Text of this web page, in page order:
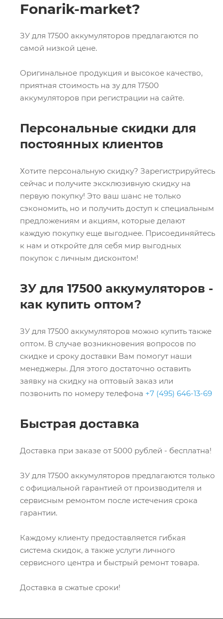
Fonarik-market?
ЗУ для 17500 аккумуляторов предлагаются по
самой низкой цене.
Оригинальное продукция и высокое качество,
приятная стоимость на зу для 17500
аккумуляторов при регистрации на сайте.
Персональные скидки для
постоянных клиентов
Хотите персональную скидку? Зарегистрируйтесь
сейчас и получите эксклюзивную скидку на
первую покупку! Это ваш шанс не только
сэкономить, но и получить доступ к специальным
предложениям и акциям, которые делают
каждую покупку еще выгоднее. Присоединяйтесь
к нам и откройте для себя мир выгодных
покупок с личным дисконтом!
ЗУ для 17500 аккумуляторов -
как купить оптом?
ЗУ для 17500 аккумуляторов можно купить также
оптом. В случае возникновения вопросов по
скидке и сроку доставки Вам помогут наши
менеджеры. Для этого достаточно оставить
заявку на скидку на оптовый заказ или
позвонить по номеру телефона +7 (495) 646-13-69
Быстрая доставка
Доставка при заказе от 5000 рублей - бесплатна!
ЗУ для 17500 аккумуляторов предлагаются только
с официальной гарантией от производителя и
сервисным ремонтом после истечения срока
гарантии.
Каждому клиенту предоставляется гибкая
система скидок, а также услуги личного
сервисного центра и быстрый ремонт товара.
Доставка в сжатые сроки!